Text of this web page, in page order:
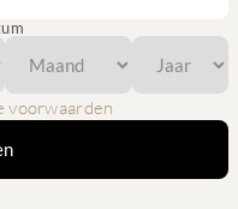
voorwaarden